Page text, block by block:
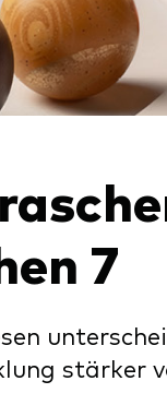
ETFs
7
stärker